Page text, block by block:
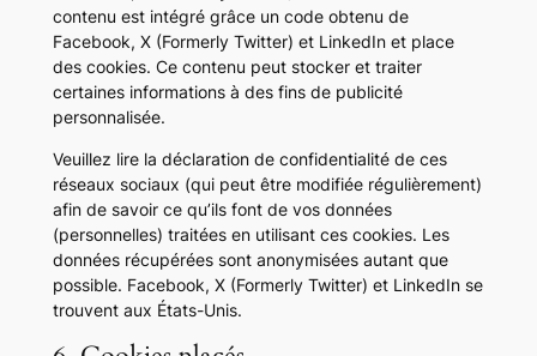
contenu est intégré grâce un code obtenu de
Facebook, X (Formerly Twitter) et LinkedIn et place
des cookies. Ce contenu peut stocker et traiter
certaines informations à des fins de publicité
personnalisée.
Veuillez lire la déclaration de confidentialité de ces
réseaux sociaux (qui peut être modifiée régulièrement)
afin de savoir ce qu’ils font de vos données
(personnelles) traitées en utilisant ces cookies. Les
données récupérées sont anonymisées autant que
possible. Facebook, X (Formerly Twitter) et LinkedIn se
trouvent aux États-Unis.